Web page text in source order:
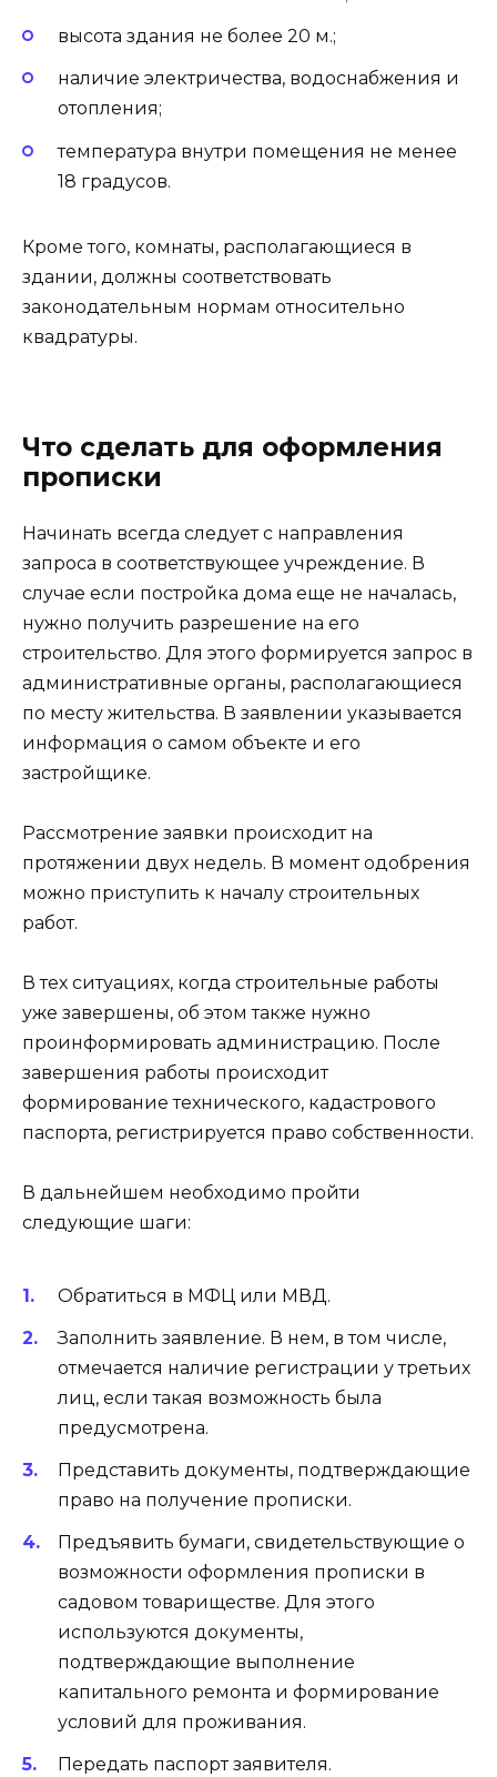
высота здания не более 20 м.;
наличие электричества, водоснабжения и
отопления;
температура внутри помещения не менее
18 градусов.
Кроме того, комнаты, располагающиеся в
здании, должны соответствовать
законодательным нормам относительно
квадратуры.
Что сделать для оформления
прописки
Начинать всегда следует с направления
запроса в соответствующее учреждение. В
случае если постройка дома еще не началась,
нужно получить разрешение на его
строительство. Для этого формируется запрос в
административные органы, располагающиеся
по месту жительства. В заявлении указывается
информация о самом объекте и его
застройщике.
Рассмотрение заявки происходит на
протяжении двух недель. В момент одобрения
можно приступить к началу строительных
работ.
В тех ситуациях, когда строительные работы
уже завершены, об этом также нужно
проинформировать администрацию. После
завершения работы происходит
формирование технического, кадастрового
паспорта, регистрируется право собственности.
В дальнейшем необходимо пройти
следующие шаги:
Обратиться в МФЦ или МВД.
Заполнить заявление. В нем, в том числе,
отмечается наличие регистрации у третьих
лиц, если такая возможность была
предусмотрена.
Представить документы, подтверждающие
право на получение прописки.
Предъявить бумаги, свидетельствующие о
возможности оформления прописки в
садовом товариществе. Для этого
используются документы,
подтверждающие выполнение
капитального ремонта и формирование
условий для проживания.
Передать паспорт заявителя.